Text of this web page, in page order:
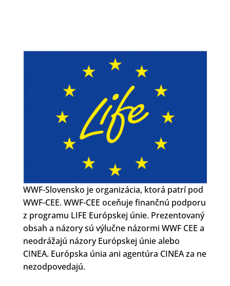
WWF-Slovensko je organizácia, ktorá patrí pod
WWF-CEE. WWF-CEE oceňuje finančnú podporu
z programu LIFE Európskej únie. Prezentovaný
obsah a názory sú výlučne názormi WWF CEE a
neodrážajú názory Európskej únie alebo
CINEA. Európska únia ani agentúra CINEA za ne
nezodpovedajú.